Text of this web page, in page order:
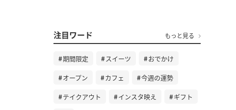
注目ワード もっと見る
期間限定 スイーツ おでかけ
オープン カフェ 今週の運勢
テイクアウト インスタ映え ギフト